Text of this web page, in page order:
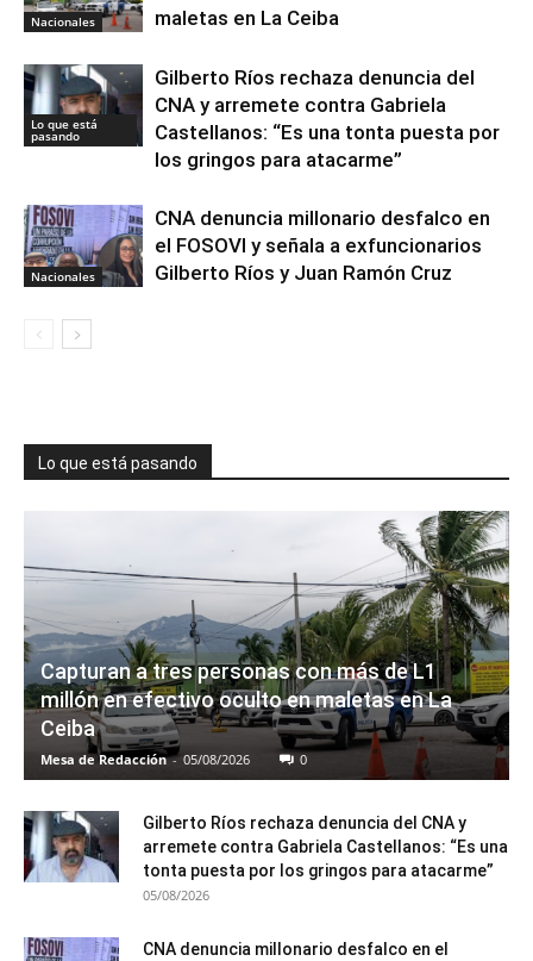
Nacionales
maletas en La Ceiba
Lo que está
pasando
Gilberto Ríos rechaza denuncia del
CNA y arremete contra Gabriela
Castellanos: “Es una tonta puesta por
los gringos para atacarme”
Nacionales
CNA denuncia millonario desfalco en
el FOSOVI y señala a exfuncionarios
Gilberto Ríos y Juan Ramón Cruz
Lo que está pasando
Capturan a tres personas con más de L1
millón en efectivo oculto en maletas en La
Ceiba
Mesa de Redacción - 05/08/2026 0
Gilberto Ríos rechaza denuncia del CNA y
arremete contra Gabriela Castellanos: “Es una
tonta puesta por los gringos para atacarme”
05/08/2026
CNA denuncia millonario desfalco en el